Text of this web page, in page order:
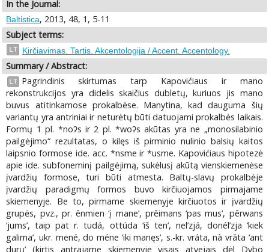
In the Journal:
Baltistica, 2013, 48, 1, 5-11
Subject terms:
LT Kirčiavimas. Tartis. Akcentologija / Accent. Accentology.
Summary / Abstract:
LT
Pagrindinis skirtumas tarp Kapovićiaus ir mano
rekonstrukcijos yra didelis skaičius dubletų, kuriuos jis mano
buvus atitinkamose prokalbėse. Manytina, kad dauguma šių
variantų yra antriniai ir neturėtų būti datuojami prokalbės laikais.
Formų 1 pl. *noʔs ir 2 pl. *woʔs akūtas yra ne „monosilabinio
pailgėjimo“ rezultatas, o kilęs iš pirminio nulinio balsių kaitos
laipsnio formose ide. acc. *nsme ir *usme. Kapovićiaus hipotezė
apie ide. subfoneminį pailgėjimą, sukėlusį akūtą vienskiemenėse
įvardžių formose, turi būti atmesta. Baltų-slavų prokalbėje
įvardžių paradigmų formos buvo kirčiuojamos pirmajame
skiemenyje. Be to, pirmame skiemenyje kirčiuotos ir įvardžių
grupės, pvz., pr. ēnmien ‘į mane’, prēimans ‘pas mus’, pērwans
‘jums’, taip pat r. tudá, ottúda ‘iš ten’, nel’zjá, donél’zja ‘kiek
galima’, ukr. mené, do méne ‘iki manęs’, s.-kr. vráta, nà vrāta ‘ant
durų’ (kirtis antrajame skiemenyje visais atvejais dėl Dybo